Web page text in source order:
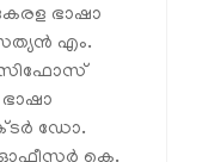
ഭാഷാ
എം.
ഡോ.